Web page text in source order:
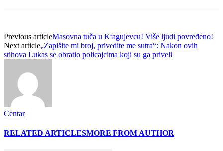
Previous articleMasovna tuča u Kragujevcu! Više ljudi povređeno!
Next article„Zapišite mi broj, privedite me sutra“: Nakon ovih
stihova Lukas se obratio policajcima koji su ga priveli
Centar
RELATED ARTICLESMORE FROM AUTHOR